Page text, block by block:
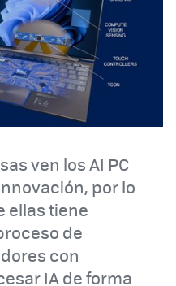
ven los AI PC
por lo
ellas tiene
de
con
IA de forma